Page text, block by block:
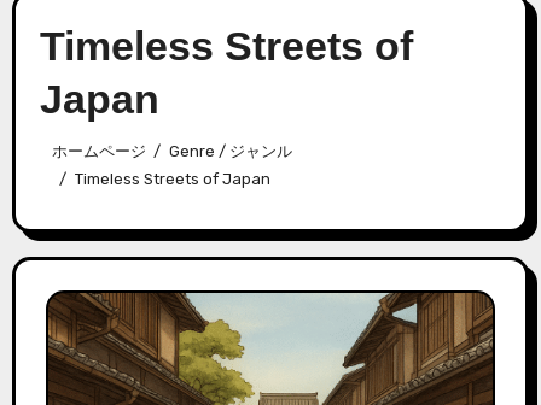
プ
Timeless Streets of
Japan
ホームページ
Genre / ジャンル
Timeless Streets of Japan